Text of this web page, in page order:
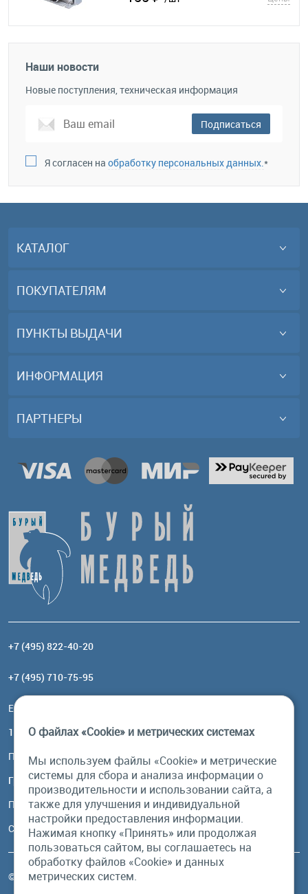
Наши новости
Новые поступления, техническая информация
Подписаться
Я согласен на обработку персональных данных.*
КАТАЛОГ
ПОКУПАТЕЛЯМ
ПУНКТЫ ВЫДАЧИ
ИНФОРМАЦИЯ
ПАРТНЕРЫ
+7 (495) 822-40-20
+7 (495) 710-75-95
Email:
117485, Москва, ул. Профсоюзная, 84/32, корп 1
Посмотреть на карте
График работы
Пн-Пт: с 10:00 до 18:00
Сб, Вс: выходной
© Бурый Медведь MMXXVI. Все права защищены.
О файлах «Cookie» и метрических системах
Мы используем файлы «Cookie» и метрические
системы для сбора и анализа информации о
производительности и использовании сайта, а
также для улучшения и индивидуальной
настройки предоставления информации.
Нажимая кнопку «Принять» или продолжая
пользоваться сайтом, вы соглашаетесь на
обработку файлов «Cookie» и данных
метрических систем.